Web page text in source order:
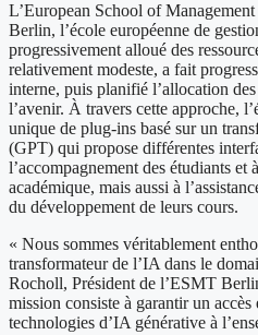
L’European School of
Berlin, l’école européenne de
progressivement alloué des
relativement modeste, a fait
interne, puis planifié l’allocation des
l’avenir. À travers cette approche,
unique de plug-ins basé sur un
(GPT) qui propose différentes
l’accompagnement des étudiants
académique, mais aussi à
du développement de leurs cours.
« Nous sommes véritablement
transformateur de l’IA dans le
Rocholl, Président de l’ESMT
mission consiste à garantir un
technologies d’IA générative à